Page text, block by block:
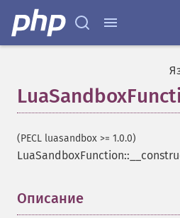
(PECL luasandbox >= 1.0.0)
Описание